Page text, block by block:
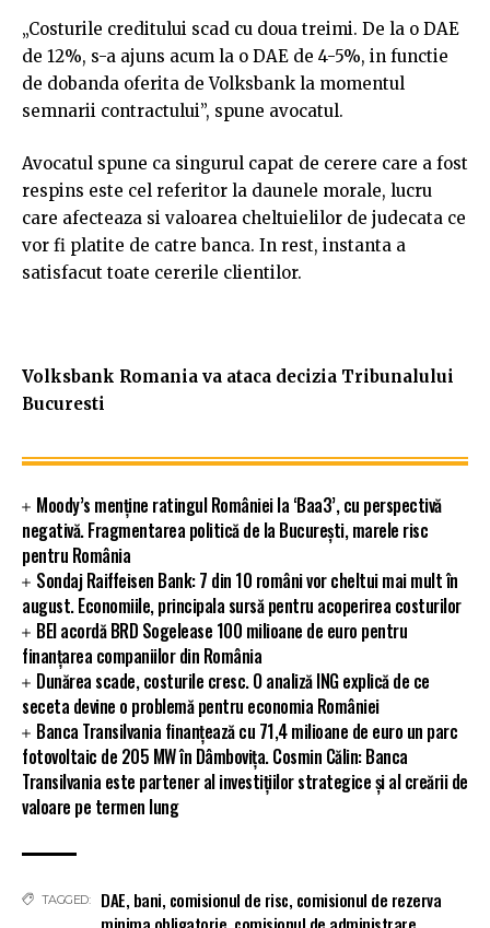
„Costurile creditului scad cu doua treimi. De la o DAE
de 12%, s-a ajuns acum la o DAE de 4-5%, in functie
de dobanda oferita de Volksbank la momentul
semnarii contractului”, spune avocatul.
Avocatul spune ca singurul capat de cerere care a fost
respins este cel referitor la daunele morale, lucru
care afecteaza si valoarea cheltuielilor de judecata ce
vor fi platite de catre banca. In rest, instanta a
satisfacut toate cererile clientilor.
Volksbank Romania va ataca decizia Tribunalului
Bucuresti
Moody’s menține ratingul României la ‘Baa3’, cu perspectivă
negativă. Fragmentarea politică de la București, marele risc
pentru România
Sondaj Raiffeisen Bank: 7 din 10 români vor cheltui mai mult în
august. Economiile, principala sursă pentru acoperirea costurilor
BEI acordă BRD Sogelease 100 milioane de euro pentru
finanțarea companiilor din România
Dunărea scade, costurile cresc. O analiză ING explică de ce
seceta devine o problemă pentru economia României
Banca Transilvania finanțează cu 71,4 milioane de euro un parc
fotovoltaic de 205 MW în Dâmbovița. Cosmin Călin: Banca
Transilvania este partener al investițiilor strategice și al creării de
valoare pe termen lung
TAGGED: DAE, bani, comisionul de risc, comisionul de rezerva